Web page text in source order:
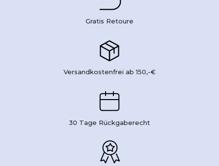
Gratis Retoure
Versandkostenfrei ab 150,-€
30 Tage Rückgaberecht